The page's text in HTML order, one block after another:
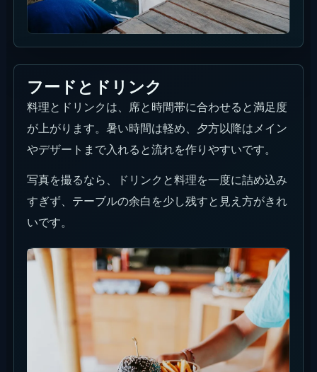
フードとドリンク
料理とドリンクは、席と時間帯に合わせると満足度
が上がります。暑い時間は軽め、夕方以降はメイン
やデザートまで入れると流れを作りやすいです。
写真を撮るなら、ドリンクと料理を一度に詰め込み
すぎず、テーブルの余白を少し残すと見え方がきれ
いです。